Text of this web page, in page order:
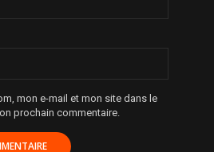
mon e-mail et mon site dans le
prochain commentaire.